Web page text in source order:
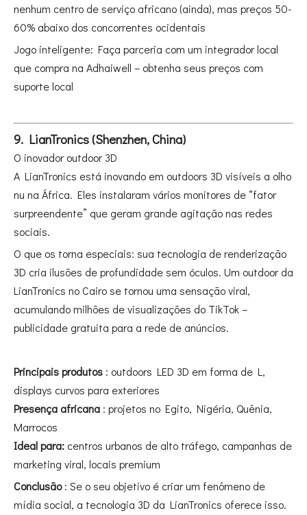
nenhum centro de serviço africano (ainda), mas preços 50-
60% abaixo dos concorrentes ocidentais
Jogo inteligente: Faça parceria com um integrador local
que compra na Adhaiwell – obtenha seus preços com
suporte local
9. LianTronics (Shenzhen, China)
O inovador outdoor 3D
A LianTronics está inovando em outdoors 3D visíveis a olho
nu na África. Eles instalaram vários monitores de “fator
surpreendente” que geram grande agitação nas redes
sociais.
O que os torna especiais: sua tecnologia de renderização
3D cria ilusões de profundidade sem óculos. Um outdoor da
LianTronics no Cairo se tornou uma sensação viral,
acumulando milhões de visualizações do TikTok –
publicidade gratuita para a rede de anúncios.
Principais produtos : outdoors LED 3D em forma de L,
displays curvos para exteriores
Presença africana : projetos no Egito, Nigéria, Quênia,
Marrocos
Ideal para: centros urbanos de alto tráfego, campanhas de
marketing viral, locais premium
Conclusão: Se o seu objetivo é criar um fenômeno de
mídia social, a tecnologia 3D da LianTronics oferece isso.